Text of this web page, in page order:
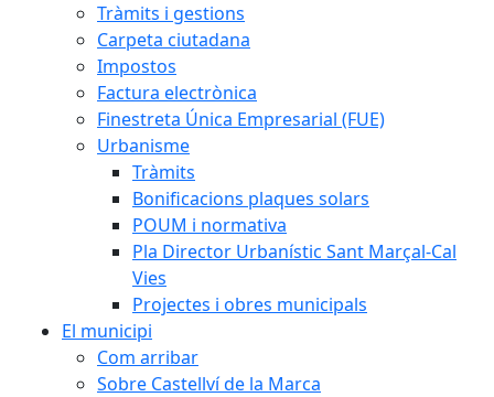
Tràmits i gestions
Carpeta ciutadana
Impostos
Factura electrònica
Finestreta Única Empresarial (FUE)
Urbanisme
Tràmits
Bonificacions plaques solars
POUM i normativa
Pla Director Urbanístic Sant Marçal-Cal
Vies
Projectes i obres municipals
El municipi
Com arribar
Sobre Castellví de la Marca